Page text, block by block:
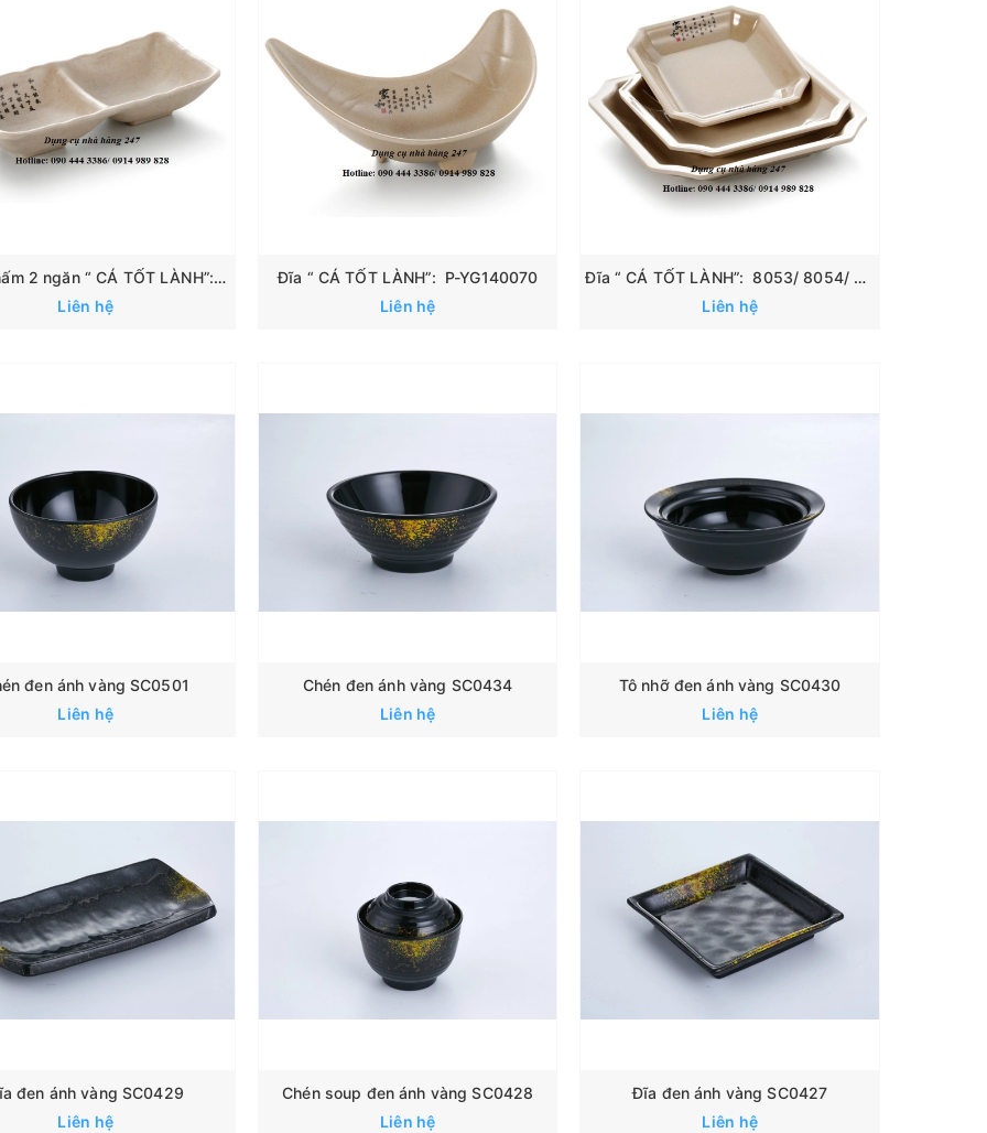
Chén chấm 2 ngăn “ CÁ TỐT LÀNH”: 167
Liên hệ
Đĩa “ CÁ TỐT LÀNH”: P-YG140070
Liên hệ
Đĩa “ CÁ TỐT LÀNH”: 8053/ 8054/ 8055
Liên hệ
đen ánh vàng SC0501
Liên hệ
Chén đen ánh vàng SC0434
Liên hệ
Tô nhỡ đen ánh vàng SC0430
Liên hệ
đen ánh vàng SC0429
Liên hệ
Chén soup đen ánh vàng SC0428
Liên hệ
Đĩa đen ánh vàng SC0427
Liên hệ